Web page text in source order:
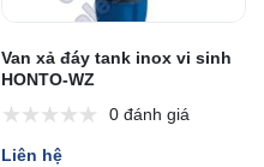
Van xả đáy tank inox vi sinh
HONTO-WZ
0 đánh giá
Liên hệ